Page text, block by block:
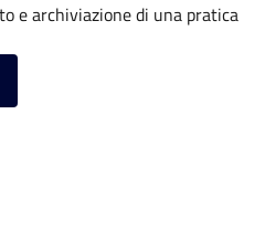
e archiviazione di una pratica